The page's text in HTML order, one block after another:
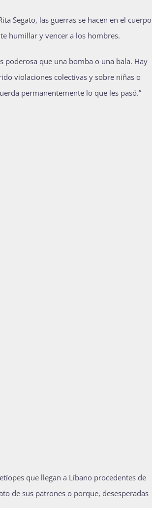
Segato, las guerras se hacen en el cuerpo
humillar y vencer a los hombres.
poderosa que una bomba o una bala. Hay
violaciones colectivas y sobre niñas o
permanentemente lo que les pasó.”
que llegan a Líbano procedentes de
de sus patrones o porque, desesperadas